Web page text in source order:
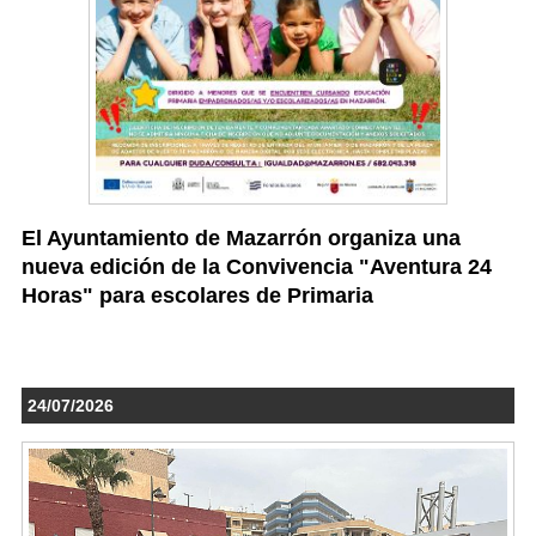
El Ayuntamiento de Mazarrón organiza una
nueva edición de la Convivencia "Aventura 24
Horas" para escolares de Primaria
24/07/2026